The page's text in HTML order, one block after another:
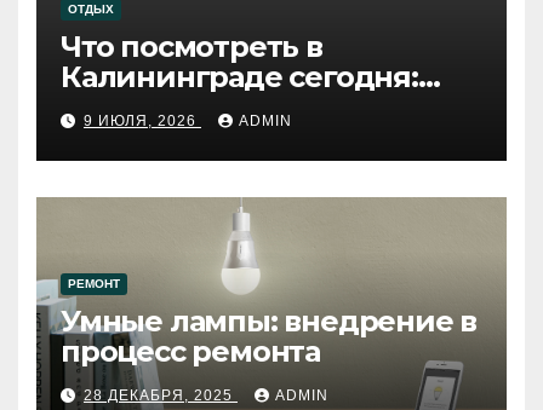
ОТДЫХ
Что посмотреть в
Калининграде сегодня:
путеводитель по самому
западному городу России
9 ИЮЛЯ, 2026 ADMIN
РЕМОНТ
Умные лампы: внедрение в
процесс ремонта
28 ДЕКАБРЯ, 2025 ADMIN